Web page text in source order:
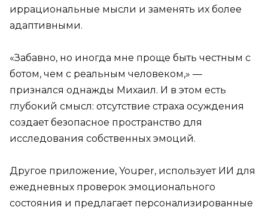
иррациональные мысли и заменять их более
адаптивными.
«Забавно, но иногда мне проще быть честным с
ботом, чем с реальным человеком,» —
признался однажды Михаил. И в этом есть
глубокий смысл: отсутствие страха осуждения
создает безопасное пространство для
исследования собственных эмоций.
Другое приложение, Youper, использует ИИ для
ежедневных проверок эмоционального
состояния и предлагает персонализированные